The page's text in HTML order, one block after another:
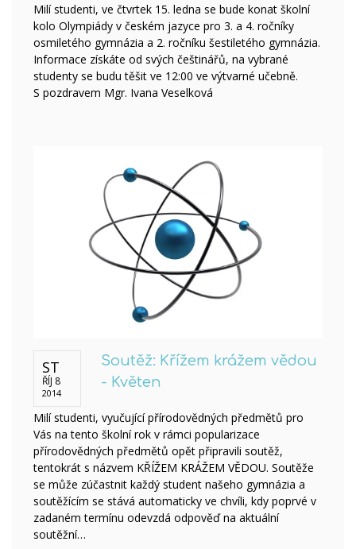
Milí studenti, ve čtvrtek 15. ledna se bude konat školní
kolo Olympiády v českém jazyce pro 3. a 4. ročníky
osmiletého gymnázia a 2. ročníku šestiletého gymnázia.
Informace získáte od svých češtinářů, na vybrané
studenty se budu těšit ve 12:00 ve výtvarné učebně.
S pozdravem Mgr. Ivana Veselková
ST
ŘÍJ 8
2014
Soutěž: Křížem krážem vědou
- Květen
Milí studenti, vyučující přírodovědných předmětů pro
Vás na tento školní rok v rámci popularizace
přírodovědných předmětů opět připravili soutěž,
tentokrát s názvem KŘÍŽEM KRÁŽEM VĚDOU. Soutěže
se může zúčastnit každý student našeho gymnázia a
soutěžícím se stává automaticky ve chvíli, kdy poprvé v
zadaném termínu odevzdá odpověď na aktuální
soutěžní…